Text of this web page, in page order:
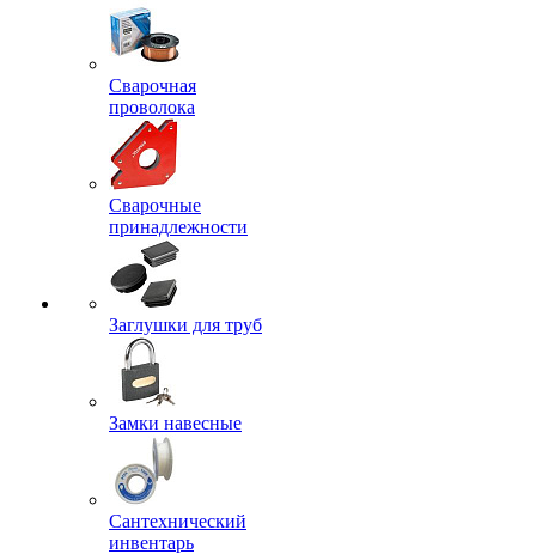
Сварочная
проволока
Сварочные
принадлежности
Заглушки для труб
Замки навесные
Сантехнический
инвентарь